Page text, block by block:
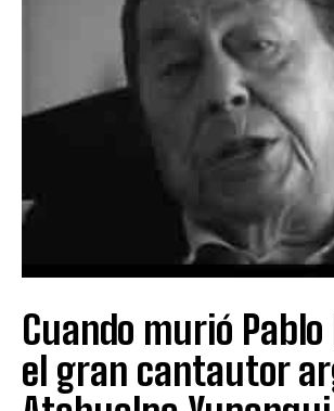
Cuando murió
el gran cantautor